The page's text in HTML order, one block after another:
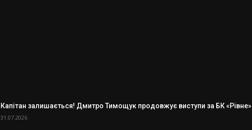
Капітан залишається! Дмитро Тимощук продовжує виступи за БК «Рівне»
31.07.2026